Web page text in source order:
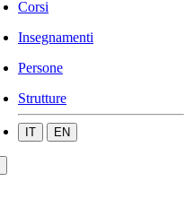
Corsi
Insegnamenti
Persone
Strutture
IT EN